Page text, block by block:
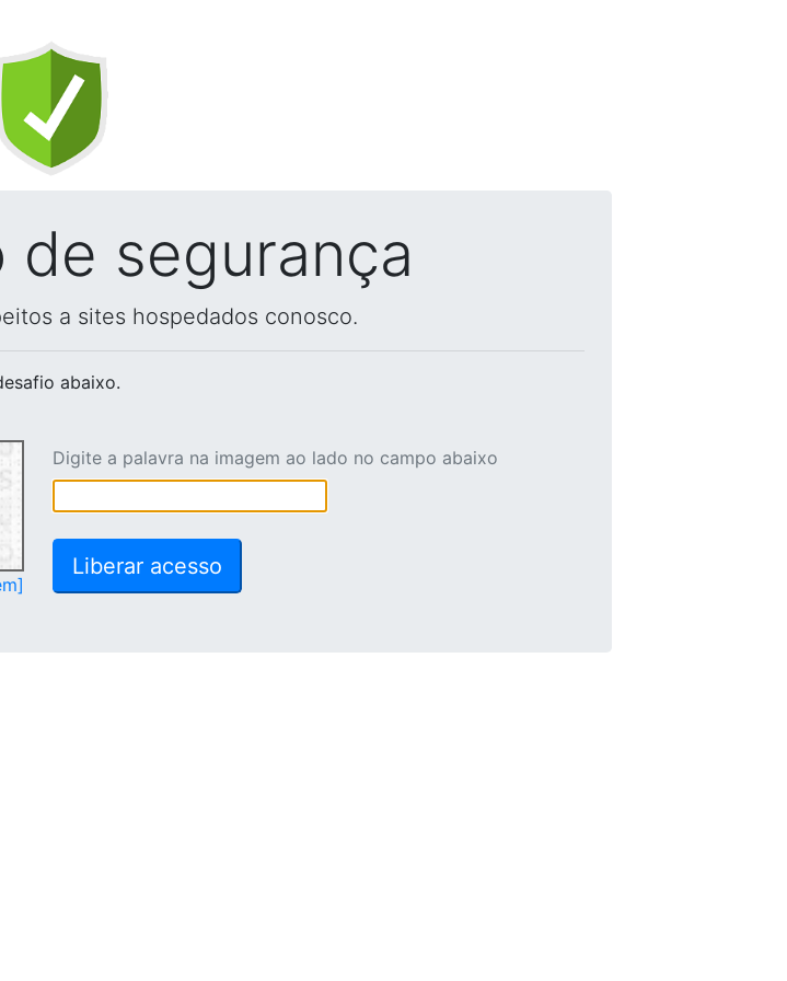
de segurança
a sites hospedados conosco.
abaixo.
Digite a palavra na imagem ao lado no campo abaixo